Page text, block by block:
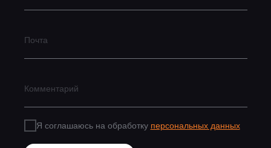
Я соглашаюсь на обработку персональных данных